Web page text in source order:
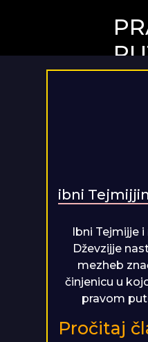
ibni
Ibni Tejmijje
Dževzijje
mezheb
činjenicu u
pravom
Pročitaj